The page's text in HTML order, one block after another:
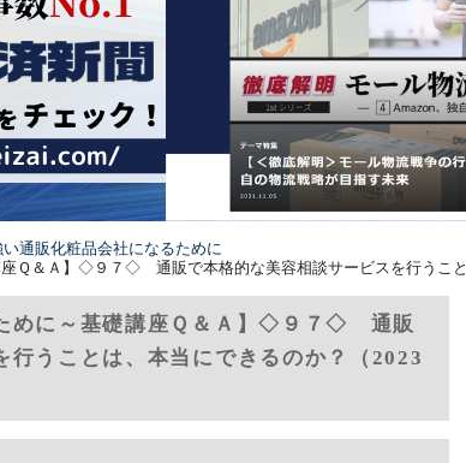
い通販化粧品会社になるために
座Ｑ＆Ａ】◇９７◇ 通販で本格的な美容相談サービスを行うこ
めに～基礎講座Ｑ＆Ａ】◇９７◇ 通販
行うことは、本当にできるのか？（2023